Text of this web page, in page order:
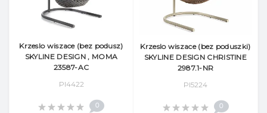
Krzeslo wiszace (bez podusz)
SKYLINE DESIGN , MOMA
23587-AC
Pl4422
0
Krzeslo wiszace (bez poduszki)
SKYLINE DESIGN CHRISTINE
2987.1-NR
Pl5224
0